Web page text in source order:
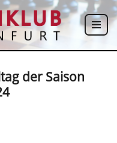
der Saison